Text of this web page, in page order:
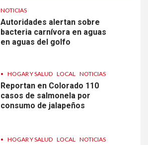
NOTICIAS
Autoridades alertan sobre
bacteria carnívora en aguas
en aguas del golfo
• HOGAR Y SALUD LOCAL NOTICIAS
Reportan en Colorado 110
casos de salmonela por
consumo de jalapeños
• HOGAR Y SALUD LOCAL NOTICIAS